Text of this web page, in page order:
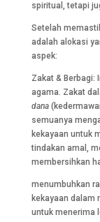
spiritual, tetapi
Setelah
adalah alokasi
aspek:
Zakat & Berbagi:
agama. Zakat
dana
semuanya
kekayaan untuk
tindakan amal,
membersihkan
menumbuhkan
kekayaan dalam
untuk menerima